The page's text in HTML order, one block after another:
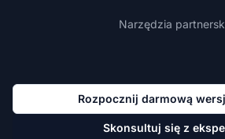
Narzędzia
Rozpocznij darmową
Skonsultuj się z